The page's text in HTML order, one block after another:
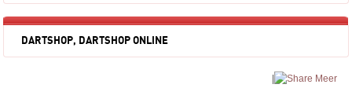
DARTSHOP, DARTSHOP ONLINE
Meer